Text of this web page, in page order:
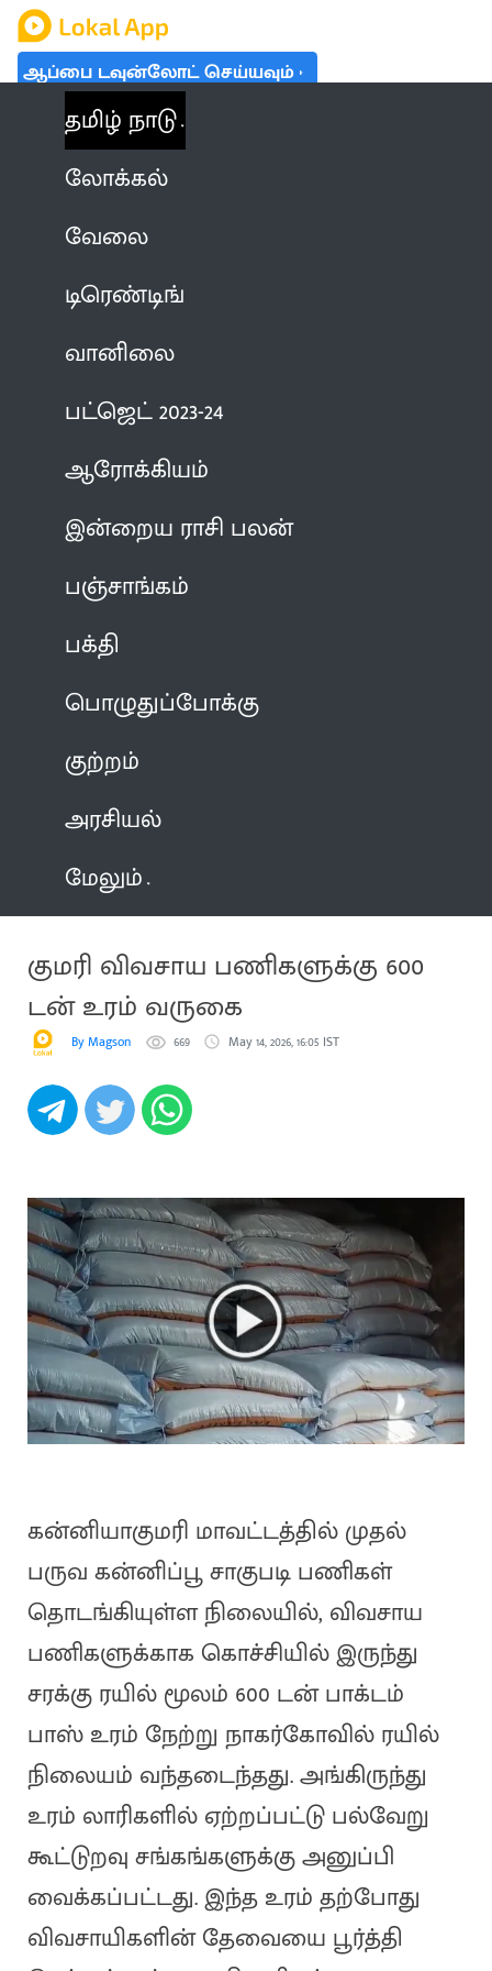
ஆப்பை டவுன்லோட் செய்யவும்
தமிழ் நாடு
லோக்கல்
வேலை
டிரெண்டிங்
வானிலை
பட்ஜெட் 2023-24
ஆரோக்கியம்
இன்றைய ராசி பலன்
பஞ்சாங்கம்
பக்தி
பொழுதுப்போக்கு
குற்றம்
அரசியல்
மேலும்
குமரி விவசாய பணிகளுக்கு 600
டன் உரம் வருகை
By Magson 669 May 14, 2026, 16:05 IST
கன்னியாகுமரி மாவட்டத்தில் முதல்
பருவ கன்னிப்பூ சாகுபடி பணிகள்
தொடங்கியுள்ள நிலையில், விவசாய
பணிகளுக்காக கொச்சியில் இருந்து
சரக்கு ரயில் மூலம் 600 டன் பாக்டம்
பாஸ் உரம் நேற்று நாகர்கோவில் ரயில்
நிலையம் வந்தடைந்தது. அங்கிருந்து
உரம் லாரிகளில் ஏற்றப்பட்டு பல்வேறு
கூட்டுறவு சங்கங்களுக்கு அனுப்பி
வைக்கப்பட்டது. இந்த உரம் தற்போது
விவசாயிகளின் தேவையை பூர்த்தி